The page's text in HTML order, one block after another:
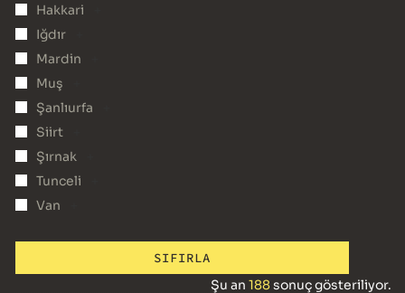
Hakkari
Iğdır
Mardin
Muş
Şanlıurfa
Siirt
Şırnak
Tunceli
Van
SIFIRLA
Şu an 188sonuç gösteriliyor.